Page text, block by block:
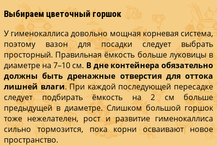
Выбираем цветочный горшок
У гименокаллиса довольно мощная корневая система,
поэтому вазон для посадки следует выбрать
просторный. Правильная ёмкость больше луковицы в
диаметре на 7–10 см. В дне контейнера обязательно
должны быть дренажные отверстия для оттока
лишней влаги. При каждой последующей пересадке
следует подбирать ёмкость на 2 см больше
предыдущей в диаметре. Слишком большой горшок
тоже нежелателен, рост и развитие гименокаллиса
сильно тормозится, пока корни осваивают новое
пространство.